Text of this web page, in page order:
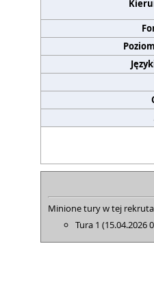
Minione tury w tej
Tura 1 (15.04.2026